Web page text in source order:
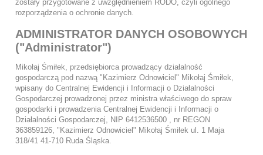
zostały przygotowane z uwzględnieniem RODO, czyli ogólnego
rozporządzenia o ochronie danych.
ADMINISTRATOR DANYCH OSOBOWYCH
("Administrator")
Mikołaj Śmiłek, przedsiębiorca prowadzący działalność
gospodarczą pod nazwą "Kazimierz Odnowiciel" Mikołaj Śmiłek,
wpisany do Centralnej Ewidencji i Informacji o Działalności
Gospodarczej prowadzonej przez ministra właściwego do spraw
gospodarki i prowadzenia Centralnej Ewidencji i Informacji o
Działalności Gospodarczej, NIP 6412536500 , nr REGON
363859126, "Kazimierz Odnowiciel" Mikołaj Śmiłek ul. 1 Maja
318/41 41-710 Ruda Śląska.